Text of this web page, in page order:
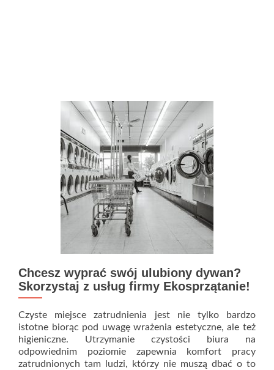
Chcesz wyprać swój ulubiony dywan?
Skorzystaj z usług firmy Ekosprzątanie!
Czyste miejsce zatrudnienia jest nie tylko bardzo
istotne biorąc pod uwagę wrażenia estetyczne, ale też
higieniczne. Utrzymanie czystości biura na
odpowiednim poziomie zapewnia komfort pracy
zatrudnionych tam ludzi, którzy nie muszą dbać o to